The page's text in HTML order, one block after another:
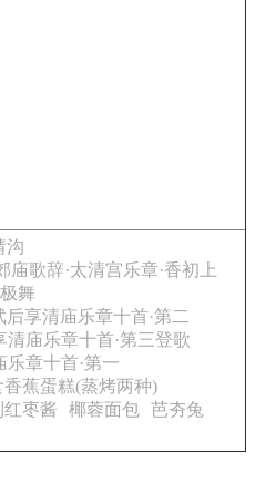
沟
庙歌辞·太清宫乐章·香初上
舞
后享清庙乐章十首·第二
清庙乐章十首·第三登歌
乐章十首·第一
蕉蛋糕(蒸烤两种)
红枣酱 椰蓉面包 芭夯兔